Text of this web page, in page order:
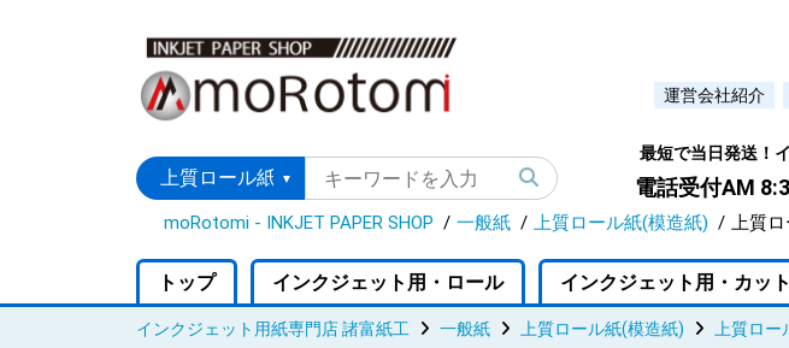
運営会社紹介
最短で当日発送！
電話受付AM
moRotomi - INKJET PAPER SHOP 一般紙 上質ロール紙(模造紙) 上質
トップ インクジェット用・ロール インクジェット用・カッ
インクジェット用紙専門店 諸富紙工 一般紙 上質ロール紙(模造紙) 上質ロ